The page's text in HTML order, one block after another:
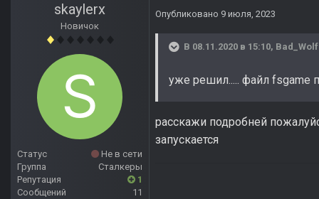
skaylerx
Новичок
Статус
Не в сети
Группа
Сталкеры
Репутация
1
Сообщений
11
Опубликовано 9 июля, 2023
В 08.11.2020 в 15:10, Bad_Wolf
уже решил..... файл fsgame
расскажи подробней
запускается